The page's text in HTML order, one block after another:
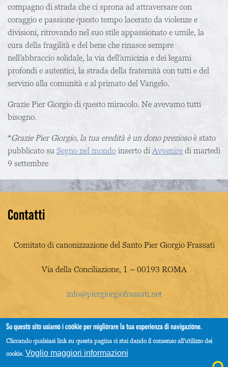
compagno di strada che ci sprona ad attraversare con
coraggio e passione questo tempo lacerato da violenze e
divisioni, ritrovando nel suo stile appassionato e umile, la
cura della fragilità e del bene che rinasce sempre
nell’abbraccio solidale, la via dell’amicizia e dei legami
profondi e autentici, la strada della fraternità con tutti e del
servizio alla comunità e al primato del Vangelo.
Grazie Pier Giorgio di questo miracolo. Ne avevamo tutti
bisogno.
*Grazie Pier Giorgio, la tua eredità è un dono preziosoè stato
pubblicato su Segno nel mondo inserto di Avvenire di martedì
9 settembre
Contatti
Comitato di canonizzazione del Santo Pier Giorgio Frassati
Via della Conciliazione, 1 – 00193 ROMA
info@piergiorgiofrassati.net
Su questo sito usiamo i cookie per migliorare la tua esperienza di navigazione.
Cliccando qualsiasi link su questa pagina ci stai dando il consenso all'utilizzo dei
cookie. Voglio maggiori informazioni